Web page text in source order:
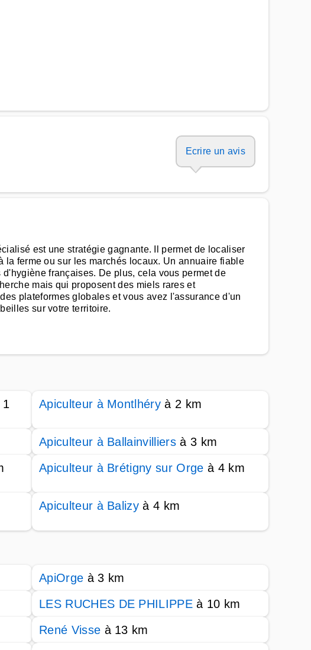
Ecrire un avis
est une stratégie gagnante. Il permet de localiser
ferme ou sur les marchés locaux. Un annuaire fiable
françaises. De plus, cela vous permet de
mais qui proposent des miels rares et
plateformes globales et vous avez l'assurance d'un
sur votre territoire.
Apiculteur à Montlhéry à 2 km
Apiculteur à Ballainvilliersà 3 km
Apiculteur à Brétigny sur Orge à 4 km
Apiculteur à Balizy à 4 km
ApiOrge à 3 km
LES RUCHES DE PHILIPPE à 10 km
René Visse à 13 km